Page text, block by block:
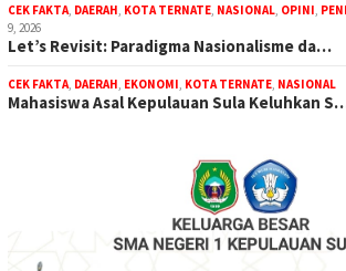
CEK FAKTA, DAERAH, KOTA TERNATE, NASIONAL, OPINI,
9, 2026
Let’s Revisit: Paradigma Nasionalisme da…
CEK FAKTA, DAERAH, EKONOMI, KOTA TERNATE, NASIONAL
Mahasiswa Asal Kepulauan Sula Keluhkan